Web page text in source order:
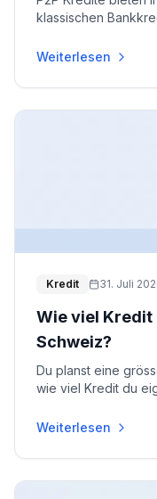
klassischen
Weiterlesen
Kredit 31. Juli
Wie viel Kredit
Schweiz?
Du planst eine
wie viel Kredit du
Weiterlesen